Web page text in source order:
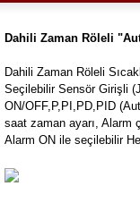
Dahili Zaman Röleli
Dahili Zaman Röleli
Seçilebilir Sensör Girişli
ON/OFF,P,PI,PD,PID
saat zaman ayarı, Alarm
Alarm ON ile seçilebilir